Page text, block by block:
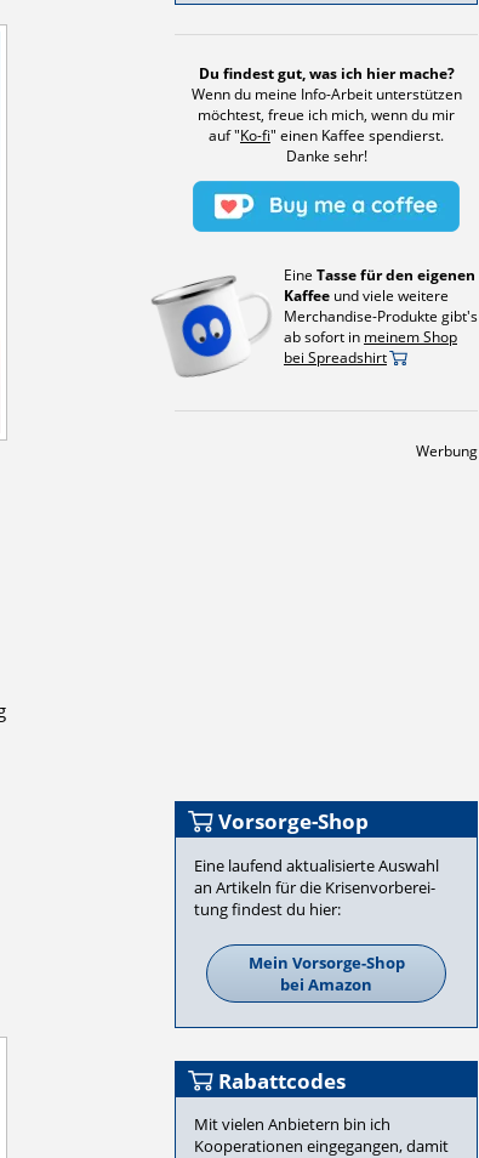
Du findest gut, was ich hier mache?
Wenn du meine Info-Arbeit unterstützen
möchtest, freue ich mich, wenn du mir
auf "Ko-fi" einen Kaffee spendierst.
Danke sehr!
Eine Tasse für den eigenen
Kaffee und viele weitere
Merchandise-Produkte gibt's
ab sofort in meinem Shop
bei Spreadshirt
Werbung
Vorsorge-Shop
Eine laufend aktualisierte Auswahl
an Artikeln für die Krisen­vor­be­rei­
tung findest du hier:
Mein Vorsorge-Shop
bei Amazon
Rabattcodes
Mit vielen Anbietern bin ich
Kooperationen eingegangen, damit